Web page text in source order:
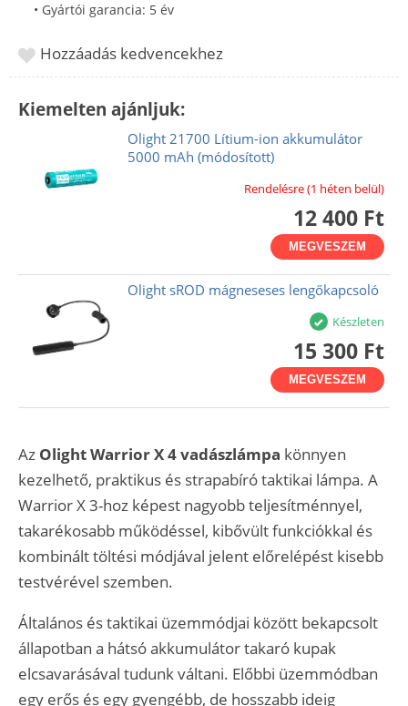
• Gyártói garancia: 5 év
Hozzáadás kedvencekhez
Kiemelten ajánljuk:
Olight 21700 Lítium-ion akkumulátor
5000 mAh (módosított)
Rendelésre (1 héten belül)
12 400 Ft
MEGVESZEM
Olight sROD mágneseses lengőkapcsoló
Készleten
15 300 Ft
MEGVESZEM
Az Olight Warrior X 4 vadászlámpa könnyen
kezelhető, praktikus és strapabíró taktikai lámpa. A
Warrior X 3-hoz képest nagyobb teljesítménnyel,
takarékosabb működéssel, kibővült funkciókkal és
kombinált töltési módjával jelent előrelépést kisebb
testvérével szemben.
Általános és taktikai üzemmódjai között bekapcsolt
állapotban a hátsó akkumulátor takaró kupak
elcsavarásával tudunk váltani. Előbbi üzemmódban
egy erős és egy gyengébb, de hosszabb ideig